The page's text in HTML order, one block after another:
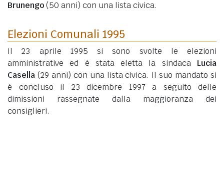
Brunengo(50 anni) con una lista civica.
Elezioni Comunali 1995
Il 23 aprile 1995 si sono svolte le elezioni
amministrative ed è stata eletta la sindaca Lucia
Casella (29 anni) con una lista civica. Il suo mandato si
è concluso il 23 dicembre 1997 a seguito delle
dimissioni rassegnate dalla maggioranza dei
consiglieri.